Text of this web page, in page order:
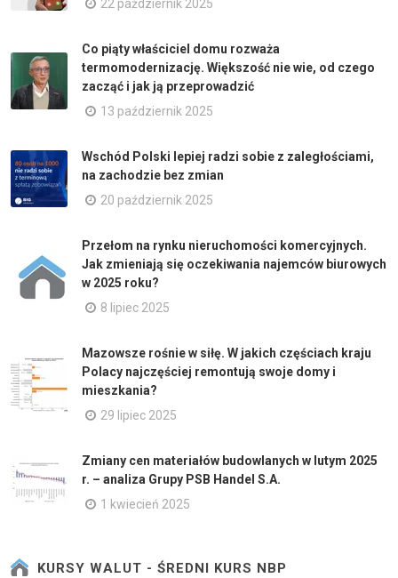
22 październik 2025
Co piąty właściciel domu rozważa
termomodernizację. Większość nie wie, od czego
zacząć i jak ją przeprowadzić
13 październik 2025
Wschód Polski lepiej radzi sobie z zaległościami,
na zachodzie bez zmian
20 październik 2025
Przełom na rynku nieruchomości komercyjnych.
Jak zmieniają się oczekiwania najemców biurowych
w 2025 roku?
8 lipiec 2025
Mazowsze rośnie w siłę. W jakich częściach kraju
Polacy najczęściej remontują swoje domy i
mieszkania?
29 lipiec 2025
Zmiany cen materiałów budowlanych w lutym 2025
r. – analiza Grupy PSB Handel S.A.
1 kwiecień 2025
KURSY WALUT - ŚREDNI KURS NBP